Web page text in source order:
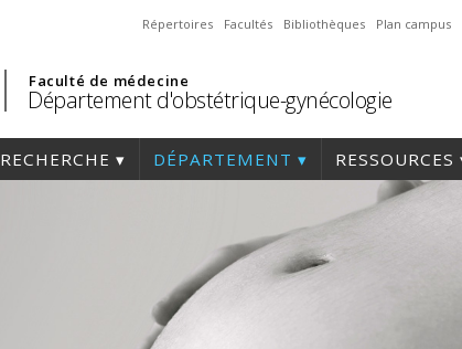
Répertoires Facultés Bibliothèques Plan campus
Faculté de médecine
Département d'obstétrique-gynécologie
RECHERCHE DÉPARTEMENT RESSOURCES